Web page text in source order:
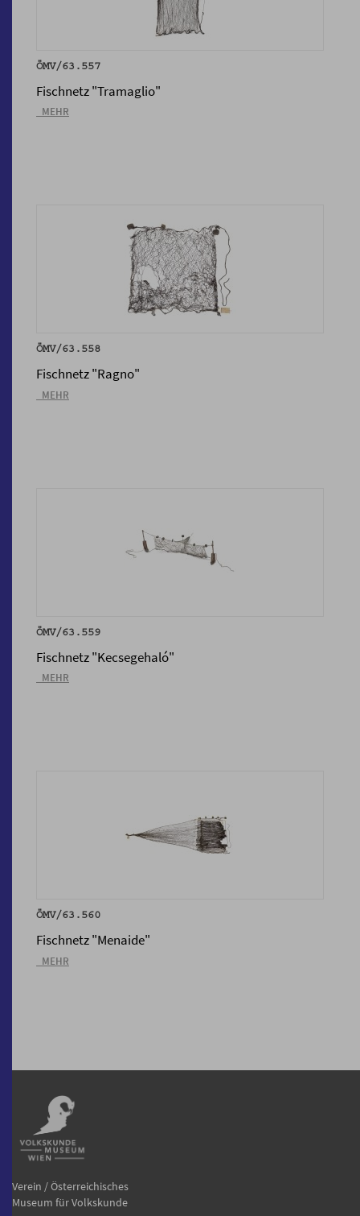
ÖMV/63.557
Fischnetz "Tramaglio"
_MEHR
ÖMV/63.558
Fischnetz "Ragno"
_MEHR
ÖMV/63.559
Fischnetz "Kecsegehaló"
_MEHR
ÖMV/63.560
Fischnetz "Menaide"
_MEHR
Verein / Österreichisches
Museum für Volkskunde